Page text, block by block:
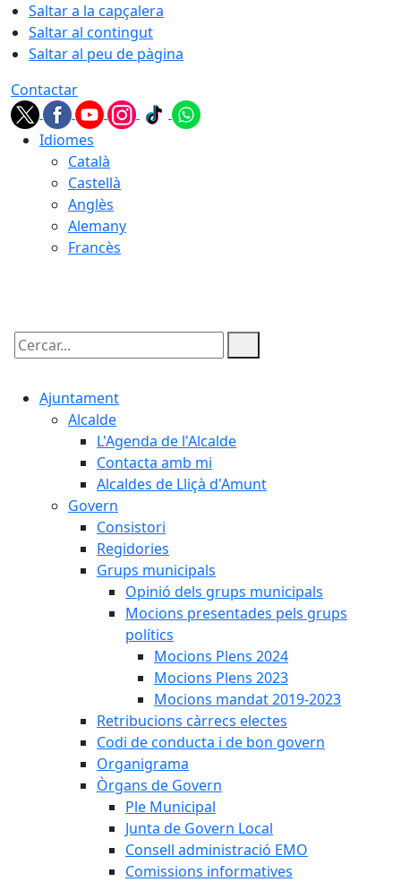
Saltar a la capçalera
Saltar al contingut
Saltar al peu de pàgina
Contactar
Idiomes
Català
Castellà
Anglès
Alemany
Francès
Cercar:
Ajuntament
Alcalde
L'Agenda de l'Alcalde
Contacta amb mi
Alcaldes de Lliçà d'Amunt
Govern
Consistori
Regidories
Grups municipals
Opinió dels grups municipals
Mocions presentades pels grups
polítics
Mocions Plens 2024
Mocions Plens 2023
Mocions mandat 2019-2023
Retribucions càrrecs electes
Codi de conducta i de bon govern
Organigrama
Òrgans de Govern
Ple Municipal
Junta de Govern Local
Consell administració EMO
Comissions informatives